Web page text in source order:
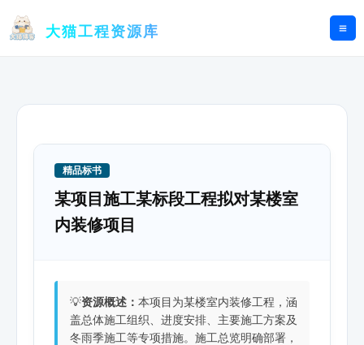
大猫工程资源库
精品标书
某项目施工某标段工程拟对某楼室
内装修项目
💡资源概述： 本项目为某楼室内装修工程，涵
盖总体施工组织、进度安排、主要施工方案及
冬雨季施工等专项措施。施工总览明确部署，